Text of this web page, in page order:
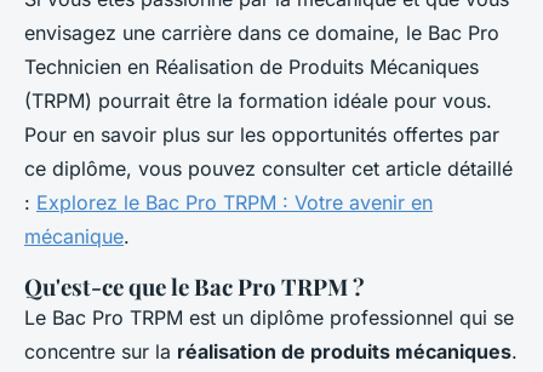
Emma•17 décembre 2024 •6 min de lecture
envisagez une carrière dans ce domaine, le Bac Pro
Technicien en Réalisation de Produits Mécaniques
(TRPM) pourrait être la formation idéale pour vous.
Pour en savoir plus sur les opportunités offertes par
ce diplôme, vous pouvez consulter cet article détaillé
: Explorez le Bac Pro TRPM : Votre avenir en
mécanique.
Qu'est-ce que le Bac Pro TRPM ?
Le Bac Pro TRPM est un diplôme professionnel qui se
concentre sur la réalisation de produits mécaniques.